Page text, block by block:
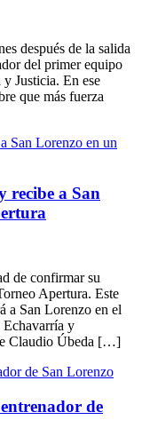
después de la salida
del primer equipo
Justicia. En ese
que más fuerza
recibe a San
de confirmar su
Apertura. Este
a San Lorenzo en el
Echavarría y
Claudio Úbeda […]
de